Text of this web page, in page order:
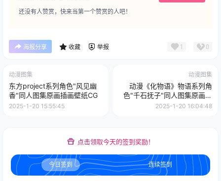
还没有人赞赏，快来当第一个赞赏的人吧！
海报分享 收藏 举报 1 0
动漫图集
东方project系列角色"风见幽
香"同人图集原画插画壁纸CG
2025-1-20 15:55:45
动漫图集
动漫《化物语》物语系列角
色"千石抚子"同人图集原画插
画壁纸图片素材
2025-1-20 16:04:48
点击领取今天的签到奖励！
今日签到 连续签到